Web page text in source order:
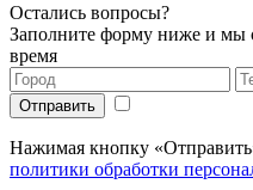
Остались вопросы?
Заполните форму ниже и мы
время
Нажимая кнопку
политики обработки